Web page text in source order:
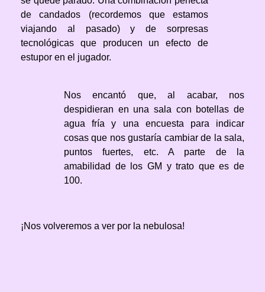
de candados (recordemos que estamos
viajando al pasado) y de sorpresas
tecnológicas que producen un efecto de
estupor en el jugador.
Nos encantó que, al acabar, nos
despidieran en una sala con botellas de
agua fría y una encuesta para indicar
cosas que nos gustaría cambiar de la sala,
puntos fuertes, etc. A parte de la
amabilidad de los GM y trato que es de
100.
¡Nos volveremos a ver por la nebulosa!